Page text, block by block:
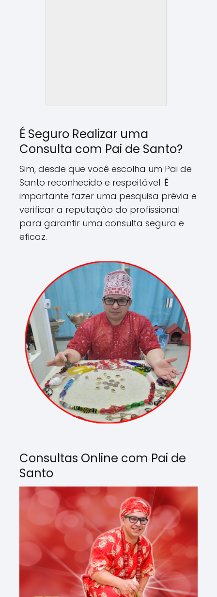
É Seguro Realizar uma
Consulta com Pai de Santo?
Sim, desde que você escolha um Pai de
Santo reconhecido e respeitável. É
importante fazer uma pesquisa prévia e
verificar a reputação do profissional
para garantir uma consulta segura e
eficaz.
Consultas Online com Pai de
Santo